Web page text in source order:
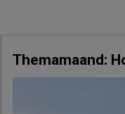
Themamaand: